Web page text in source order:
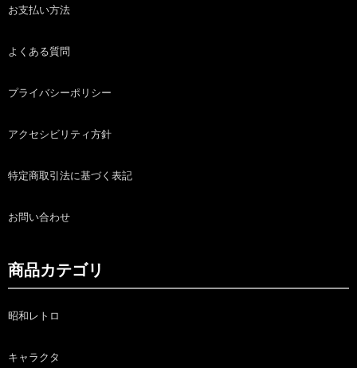
お支払い方法
よくある質問
プライバシーポリシー
アクセシビリティ方針
特定商取引法に基づく表記
お問い合わせ
商品カテゴリ
昭和レトロ
キャラクタ